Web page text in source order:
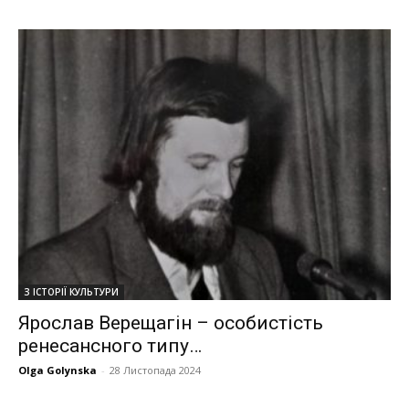
З ІСТОРІЇ КУЛЬТУРИ
Ярослав Верещагін – особистість
ренесансного типу…
Olga Golynska - 28 Листопада 2024